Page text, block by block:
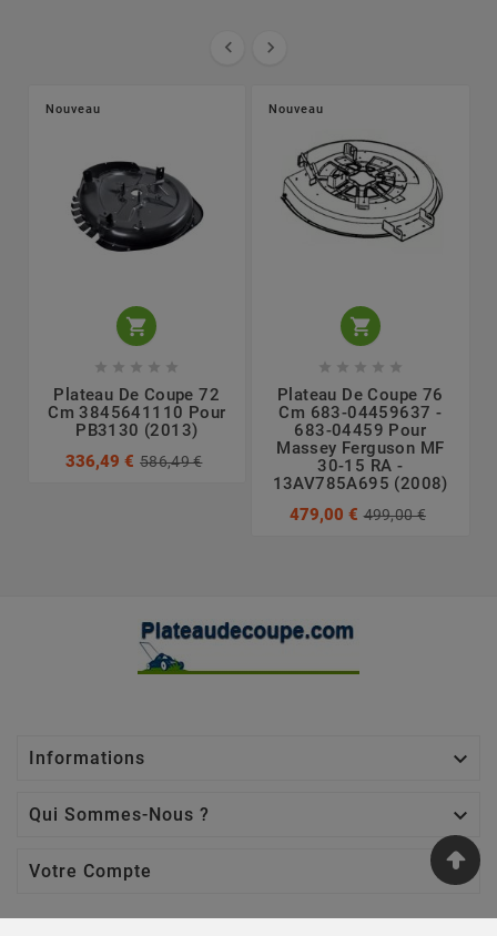
 
Nouveau

    
Plateau De Coupe 72
Cm 3845641110 Pour
PB3130 (2013)
336,49 € 586,49 €
Nouveau

    
Plateau De Coupe 76
Cm 683-04459637 -
683-04459 Pour
Massey Ferguson MF
30-15 RA -
13AV785A695 (2008)
479,00 € 499,00 €
Informations 
Qui Sommes-Nous ? 
Votre Compte 